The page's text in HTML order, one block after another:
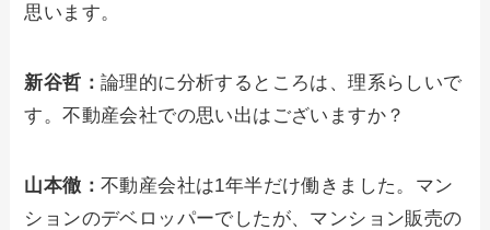
思います。
新谷哲：論理的に分析するところは、理系らしいで
す。不動産会社での思い出はございますか？
山本徹：不動産会社は1年半だけ働きました。マン
ションのデベロッパーでしたが、マンション販売の